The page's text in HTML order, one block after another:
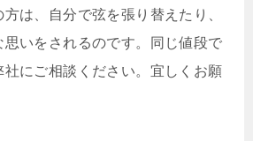
は、自分で弦を張り替えたり、
いをされるのです。同じ値段で
にご相談ください。宜しくお願